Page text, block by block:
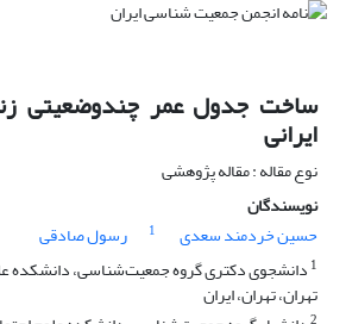
ساخت جدول عمر چند‌وضعیتی
ایرانی
نوع مقاله : مقاله پژوهشی
نویسندگان
حسین خردمند سعدی
1 رسول صادقی
1 دانشجوی دکتری گروه جمعیت‌شناسی، دانشکده
تهران، تهران، ایران